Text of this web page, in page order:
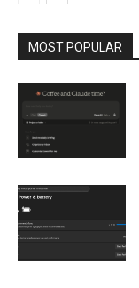
MOST POPULAR